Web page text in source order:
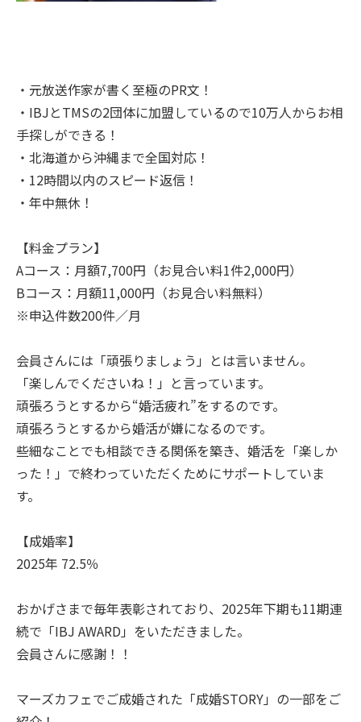
・元放送作家が書く至極のPR文！
・IBJとTMSの2団体に加盟しているので10万人からお相
手探しができる！
・北海道から沖縄まで全国対応！
・12時間以内のスピード返信！
・年中無休！
【料金プラン】
Aコース：月額7,700円（お見合い料1件2,000円）
Bコース：月額11,000円（お見合い料無料）
※申込件数200件／月
会員さんには「頑張りましょう」とは言いません。
「楽しんでくださいね！」と言っています。
頑張ろうとするから“婚活疲れ”をするのです。
頑張ろうとするから婚活が嫌になるのです。
些細なことでも相談できる関係を築き、婚活を「楽しか
った！」で終わっていただくためにサポートしていま
す。
【成婚率】
2025年 72.5％
おかげさまで毎年表彰されており、2025年下期も11期連
続で「IBJ AWARD」をいただきました。
会員さんに感謝！！
マーズカフェでご成婚された「成婚STORY」の一部をご